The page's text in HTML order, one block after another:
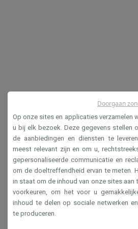
Op onze sites en applicaties verzamelen
u bij elk bezoek. Deze gegevens stellen
de aanbiedingen en diensten te
meest relevant zijn en om u,
gepersonaliseerde communicatie en
om de doeltreffendheid ervan te meten.
in staat om de inhoud van onze sites aan
voorkeuren, om het voor u
inhoud te delen op sociale netwerken
te produceren.
Doorgaan